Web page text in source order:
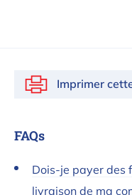
Imprimer
FAQs
Dois-je payer des
livraison de ma